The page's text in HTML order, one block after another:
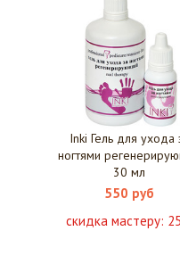
Inki Гель для ухода
ногтями
30 мл
550 руб
скидка мастеру: